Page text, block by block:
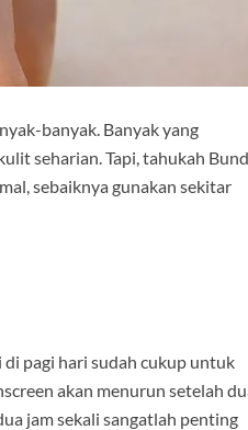
banyak. Banyak yang
seharian. Tapi, tahukah
sebaiknya gunakan sekitar
pagi hari sudah cukup untuk
akan menurun setelah
jam sekali sangatlah penting